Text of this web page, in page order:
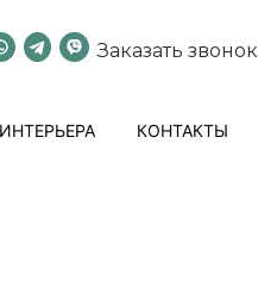
Заказать звонок
КОНТАКТЫ